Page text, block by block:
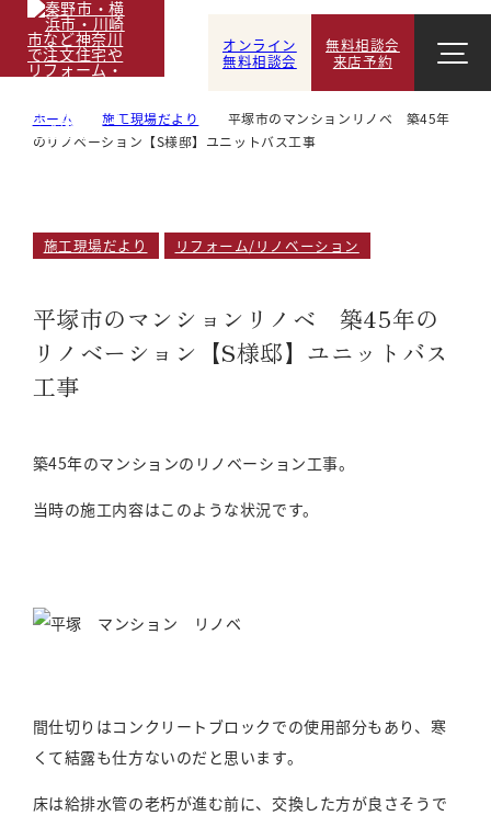
オンライン
無料相談会
無料相談会
来店予約
ホーム 施工現場だより
平塚市のマンションリノベ 築45年
のリノベーション【S様邸】ユニットバス工事
施工現場だより リフォーム/リノベーション
平塚市のマンションリノベ 築45年の
リノベーション【S様邸】ユニットバス
工事
築45年のマンションのリノベーション工事。
当時の施工内容はこのような状況です。
間仕切りはコンクリートブロックでの使用部分もあり、寒
くて結露も仕方ないのだと思います。
床は給排水管の老朽が進む前に、交換した方が良さそうで